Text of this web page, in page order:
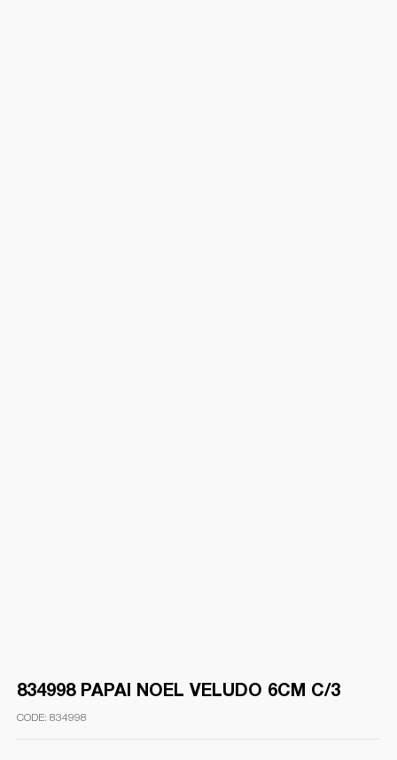
834998 PAPAI NOEL VELUDO 6CM C/3
834998